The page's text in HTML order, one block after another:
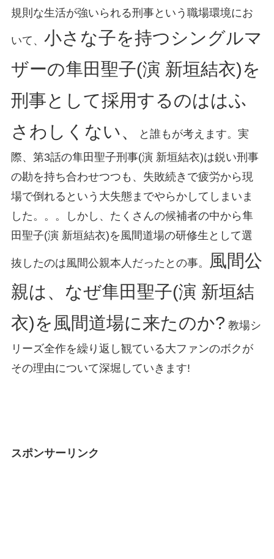
規則な生活が強いられる刑事という職場環境にお
いて、 小さな子を持つシングルマ
ザーの隼田聖子(演 新垣結衣)を
刑事として採用するのははふ
さわしくない、
と誰もが考えます。実
際、第3話の隼田聖子刑事(演 新垣結衣)は鋭い刑事
の勘を持ち合わせつつも、失敗続きで疲労から現
場で倒れるという大失態までやらかしてしまいま
した。。。しかし、たくさんの候補者の中から隼
田聖子(演 新垣結衣)を風間道場の研修生として選
抜したのは風間公親本人だったとの事。
風間公
親は、なぜ隼田聖子(演 新垣結
衣)を風間道場に来たのか? 教場シ
リーズ全作を繰り返し観ている大ファンのボクが
その理由について深堀していきます!
スポンサーリンク